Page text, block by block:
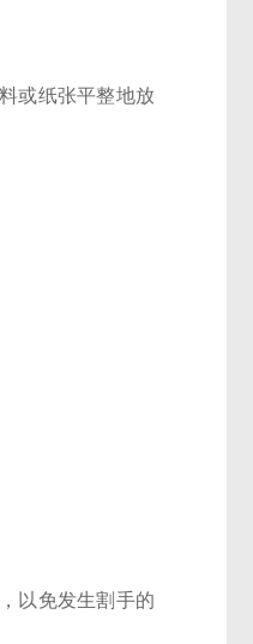
或纸张平整地放
以免发生割手的